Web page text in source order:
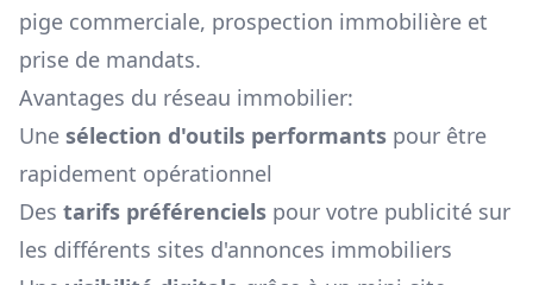
pige commerciale, prospection immobilière et
prise de mandats.
Avantages du réseau immobilier:
Une sélection d'outils performants pour être
rapidement opérationnel
Des tarifs préférenciels pour votre publicité sur
les différents sites d'annonces immobiliers